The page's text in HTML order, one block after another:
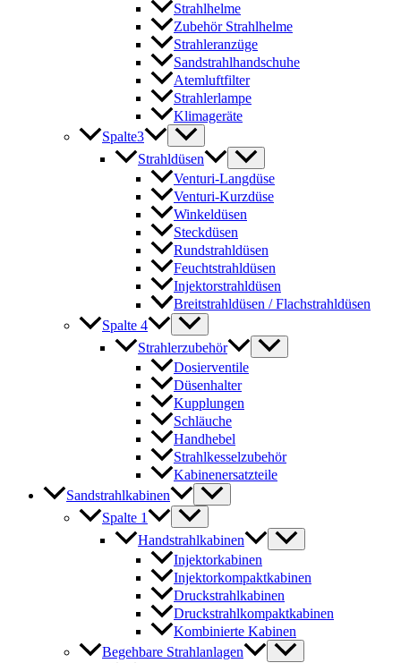
Strahlhelme
Zubehör Strahlhelme
Strahleranzüge
Sandstrahlhandschuhe
Atemluftfilter
Strahlerlampe
Klimageräte
Spalte3
Strahldüsen
Venturi-Langdüse
Venturi-Kurzdüse
Winkeldüsen
Steckdüsen
Rundstrahldüsen
Feuchtstrahldüsen
Injektorstrahldüsen
Breitstrahldüsen / Flachstrahldüsen
Spalte 4
Strahlerzubehör
Dosierventile
Düsenhalter
Kupplungen
Schläuche
Handhebel
Strahlkesselzubehör
Kabinenersatzteile
Sandstrahlkabinen
Spalte 1
Handstrahlkabinen
Injektorkabinen
Injektorkompaktkabinen
Druckstrahlkabinen
Druckstrahlkompaktkabinen
Kombinierte Kabinen
Begehbare Strahlanlagen